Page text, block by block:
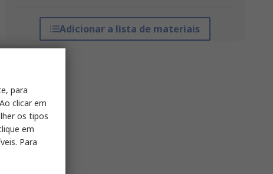
Adicionar a lista de materiais
para
clicar em
os tipos
em
Para